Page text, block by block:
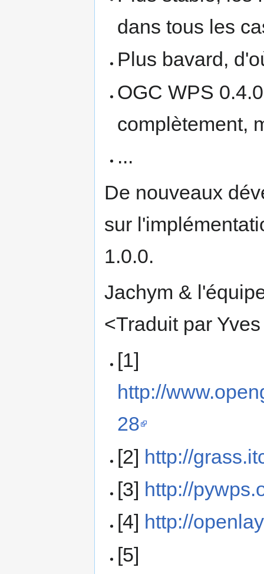
dans tous les
Plus bavard,
OGC WPS
complètement,
...
De nouveaux
sur
1.0.0.
Jachym &
<Traduit par
[1]
http://
28
[2] http://
[3] http://
[4] http://
[5]